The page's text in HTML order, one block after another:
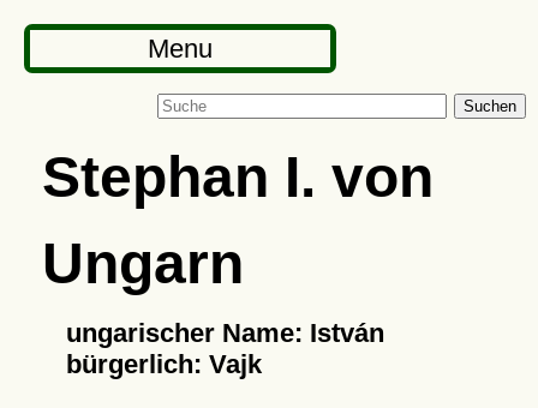
Menu
Suchen
Stephan I. von
Ungarn
ungarischer Name: István
bürgerlich: Vajk